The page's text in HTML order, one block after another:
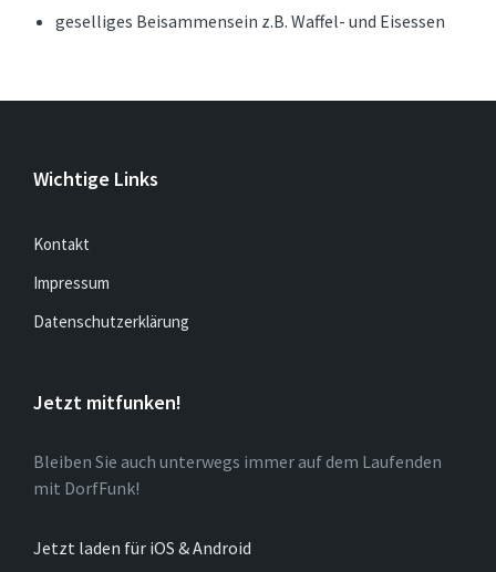
geselliges Beisammensein z.B. Waffel- und Eisessen
Wichtige Links
Kontakt
Impressum
Datenschutzerklärung
Jetzt mitfunken!
Bleiben Sie auch unterwegs immer auf dem Laufenden
mit DorfFunk!
Jetzt laden für iOS & Android